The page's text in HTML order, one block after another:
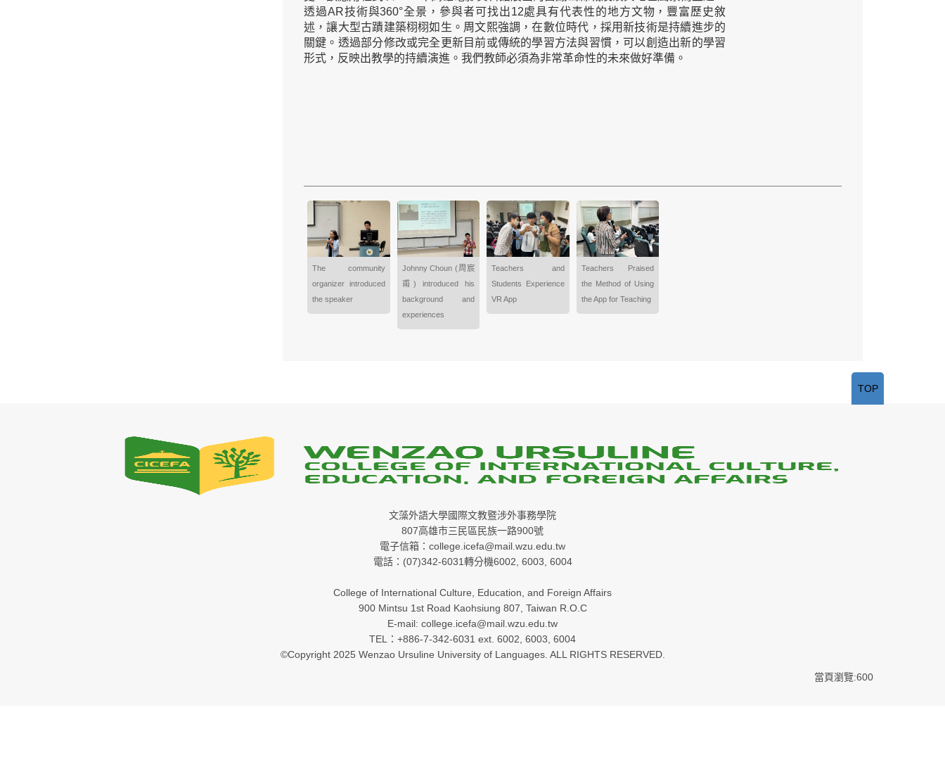
透過AR技術與360°全景，參與者可找出12處具有代表性的地方文物，豐富歷史敘
述，讓大型古蹟建築栩栩如生。周文熙強調，在數位時代，採用新技術是持續進步的
關鍵。透過部分修改或完全更新目前或傳統的學習方法與習慣，可以創造出新的學習
形式，反映出教學的持續演進。我們教師必須為非常革命性的未來做好準備。
The community
organizer introduced
the speaker
Johnny Choun (周宸
甫) introduced his
background and
experiences
Teachers and
Students Experience
VR App
Teachers Praised
the Method of Using
the App for Teaching
文藻外語大學國際文教暨涉外事務學院
807高雄市三民區民族一路900號
電子信箱：college.icefa@mail.wzu.edu.tw
電話：(07)342-6031轉分機6002, 6003, 6004
College of International Culture, Education, and Foreign Affairs
900 Mintsu 1st Road Kaohsiung 807, Taiwan R.O.C
E-mail: college.icefa@mail.wzu.edu.tw
TEL：+886-7-342-6031 ext. 6002, 6003, 6004
©Copyright 2025 Wenzao Ursuline University of Languages. ALL RIGHTS RESERVED.
當頁瀏覽:600
TOP